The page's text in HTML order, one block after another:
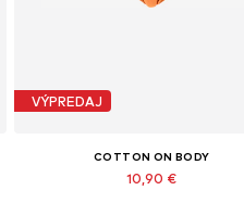
VÝPREDAJ
COTTON ON BODY
10,90 €